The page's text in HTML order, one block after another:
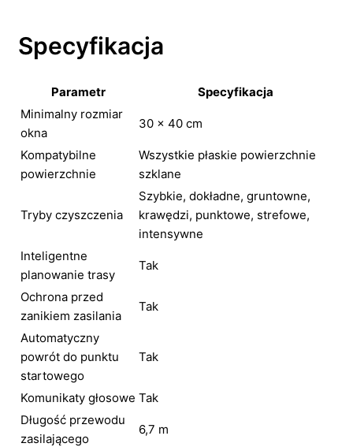
Specyfikacja
Parametr
Specyfikacja
Minimalny rozmiar
okna
30 × 40 cm
Kompatybilne
powierzchnie
Wszystkie płaskie powierzchnie
szklane
Tryby czyszczenia
Szybkie, dokładne, gruntowne,
krawędzi, punktowe, strefowe,
intensywne
Inteligentne
planowanie trasy
Tak
Ochrona przed
zanikiem zasilania
Tak
Automatyczny
powrót do punktu
startowego
Tak
Komunikaty głosowe Tak
Długość przewodu
zasilającego
6,7 m